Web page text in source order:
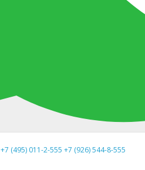
+7 (495) 011-2-555 +7 (926) 544-8-555